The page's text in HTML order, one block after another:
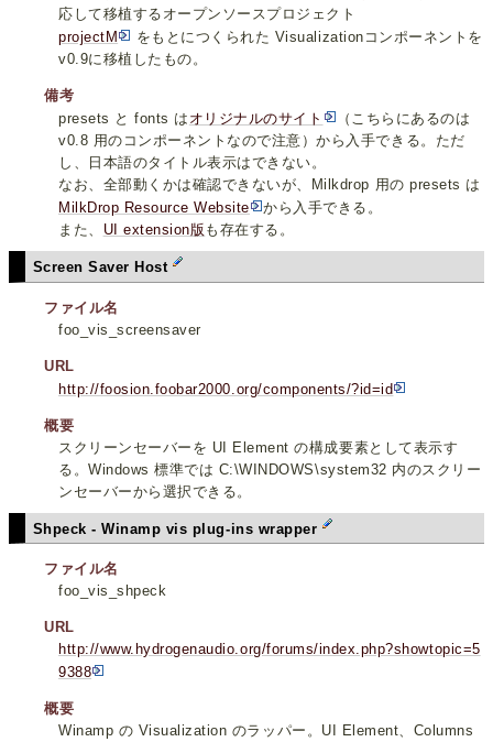
応して移植するオープンソースプロジェクト
projectM
をもとにつくられた Visualizationコンポーネントを
v0.9に移植したもの。
備考
presets と fonts は オリジナルのサイト
（こちらにあるのは
v0.8 用のコンポーネントなので注意）から入手できる。ただ
し、日本語のタイトル表示はできない。
なお、全部動くかは確認できないが、Milkdrop 用の presets は
MilkDrop Resource Website
から入手できる。
また、 UI extension版 も存在する。
Screen Saver Host
ファイル名
foo_vis_screensaver
URL
http://foosion.foobar2000.org/components/?id=id
概要
スクリーンセーバーを UI Element の構成要素として表示す
る。Windows 標準では C:\WINDOWS\system32 内のスクリー
ンセーバーから選択できる。
Shpeck - Winamp vis plug-ins wrapper
ファイル名
foo_vis_shpeck
URL
http://www.hydrogenaudio.org/forums/index.php?showtopic=5
9388
概要
Winamp の Visualization のラッパー。UI Element、Columns